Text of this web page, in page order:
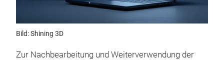
Bild: Shining 3D
Zur Nachbearbeitung und Weiterverwendung der